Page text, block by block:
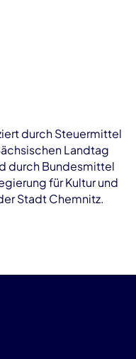
durch Steuermittel
Landtag
durch Bundesmittel
für Kultur und
Stadt Chemnitz.